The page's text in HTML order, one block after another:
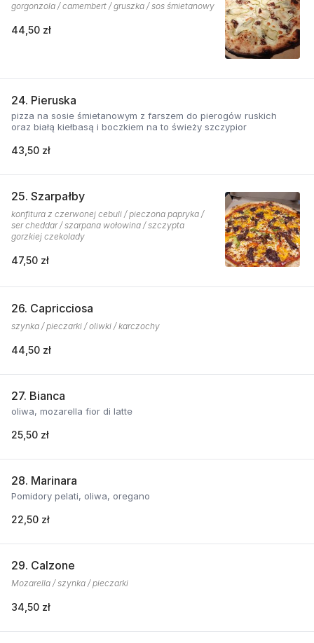
gorgonzola / camembert / gruszka / sos śmietanowy
44,50 zł
24. Pieruska
pizza na sosie śmietanowym z farszem do pierogów ruskich
oraz białą kiełbasą i boczkiem na to świeży szczypior
43,50 zł
25. Szarpałby
konfitura z czerwonej cebuli / pieczona papryka /
ser cheddar / szarpana wołowina / szczypta
gorzkiej czekolady
47,50 zł
26. Capricciosa
szynka / pieczarki / oliwki / karczochy
44,50 zł
27. Bianca
oliwa, mozarella fior di latte
25,50 zł
28. Marinara
Pomidory pelati, oliwa, oregano
22,50 zł
29. Calzone
Mozarella / szynka / pieczarki
34,50 zł